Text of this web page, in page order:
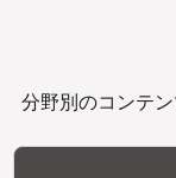
分野別のコンテ